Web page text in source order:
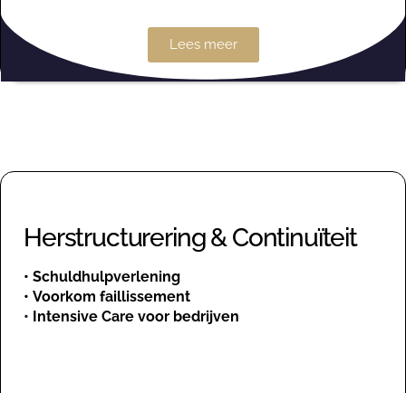
Lees meer
Herstructurering & Continuïteit
• Schuldhulpverlening
• Voorkom faillissement
• Intensive Care voor bedrijven